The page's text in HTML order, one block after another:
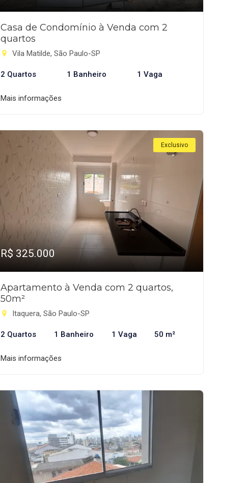
Casa de Condomínio à Venda com 2
quartos
Vila Matilde, São Paulo-SP
2 Quartos 1 Banheiro 1 Vaga
Mais informações
Exclusivo
R$ 325.000
Apartamento à Venda com 2 quartos,
50m²
Itaquera, São Paulo-SP
2 Quartos 1 Banheiro 1 Vaga 50 m²
Mais informações